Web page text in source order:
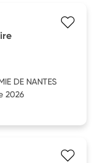
DE NANTES
2026